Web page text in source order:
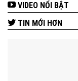
VIDEO NỔI BẬT
TIN MỚI HƠN